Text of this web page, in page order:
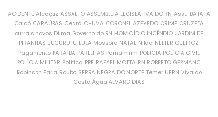
ACIDENTE Alcaçuz ASSALTO ASSEMBLEIA LEGISLATIVA DO RN Assu BATATA
Caicó CARAÚBAS Ceará CHUVA CORONEL AZEVEDO CRIME CRUZETA
currais novos Dilma Governo do RN HOMICÍDIO INCÊNDIO JARDIM DE
PIRANHAS JUCURUTU LULA Mossoró NATAL Nilda NÉLTER QUEIROZ
Pagamento PARAÍBA PARELHAS Parnamirim POLÍCIA POLÍCIA CIVIL
POLÍCIA MILITAR Política PRF RAFAEL MOTTA RN ROBERTO GERMANO
Robinson Faria Roubo SERRA NEGRA DO NORTE Temer UFRN Vivaldo
Costa Água ÁLVARO DIAS